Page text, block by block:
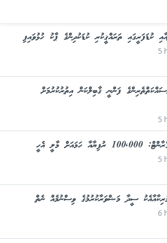
ކުޑަފަރީގައި ތަރައްޤީކުރި ކުޑަކުދިންގެ ޕާކު ހުޅުވައިފި
5
ފަންނީ ޤާބިލްކަން އިތުރުކުރުމަށް
5
ހަމައަށް މާލީ އެހީ
5
ސީދާ މަޝްވަރާކުރުމުގެ ވިސްނުމެއް ނެތް
6